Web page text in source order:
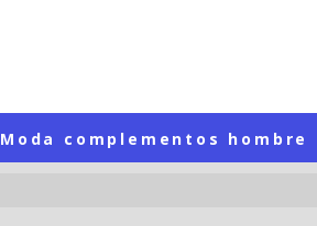
Moda complementos hombre